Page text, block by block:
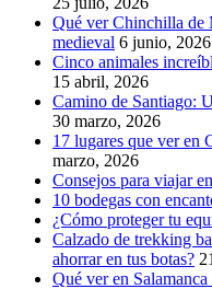
Qué ver Chinchilla de
medieval 6 junio, 2026
Cinco animales
15 abril, 2026
Camino de Santiago:
30 marzo, 2026
17 lugares que ver
marzo, 2026
Consejos para viajar
10 bodegas con
¿Cómo proteger tu
Calzado de trekking
ahorrar en tus botas?
Qué ver en Salamanca